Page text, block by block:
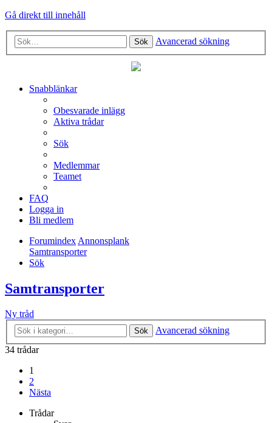
Gå direkt till innehåll
Sök Avancerad sökning
Snabblänkar
Obesvarade inlägg
Aktiva trådar
Sök
Medlemmar
Teamet
FAQ
Logga in
Bli medlem
Forumindex Annonsplank
Samtransporter
Sök
Samtransporter
Ny tråd
Sök
Avancerad sökning
34 trådar
1
2
Nästa
Trådar